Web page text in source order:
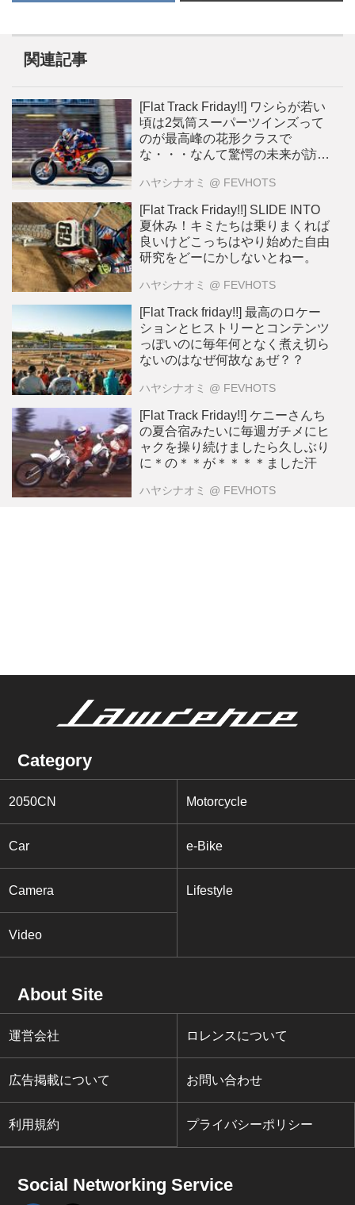
関連記事
[Flat Track Friday!!] ワシらが若い
頃は2気筒スーパーツインズって
のが最高峰の花形クラスで
な・・・なんて驚愕の未来が訪れ
ハヤシナオミ @ FEVHOTS
[Flat Track Friday!!] SLIDE INTO
夏休み！キミたちは乗りまくれば
良いけどこっちはやり始めた自由
研究をどーにかしないとねー。
ハヤシナオミ @ FEVHOTS
[Flat Track friday!!] 最高のロケー
ションとヒストリーとコンテンツ
っぽいのに毎年何となく煮え切ら
ないのはなぜ何故なぁぜ？？
ハヤシナオミ @ FEVHOTS
[Flat Track Friday!!] ケニーさんち
の夏合宿みたいに毎週ガチメにヒ
ャクを操り続けましたら久しぶり
に＊の＊＊が＊＊＊＊ました汗
ハヤシナオミ @ FEVHOTS
Category
2050CN Motorcycle
Car e-Bike
Camera Lifestyle
Video
About Site
運営会社 ロレンスについて
広告掲載について お問い合わせ
利用規約 プライバシーポリシー
Social Networking Service